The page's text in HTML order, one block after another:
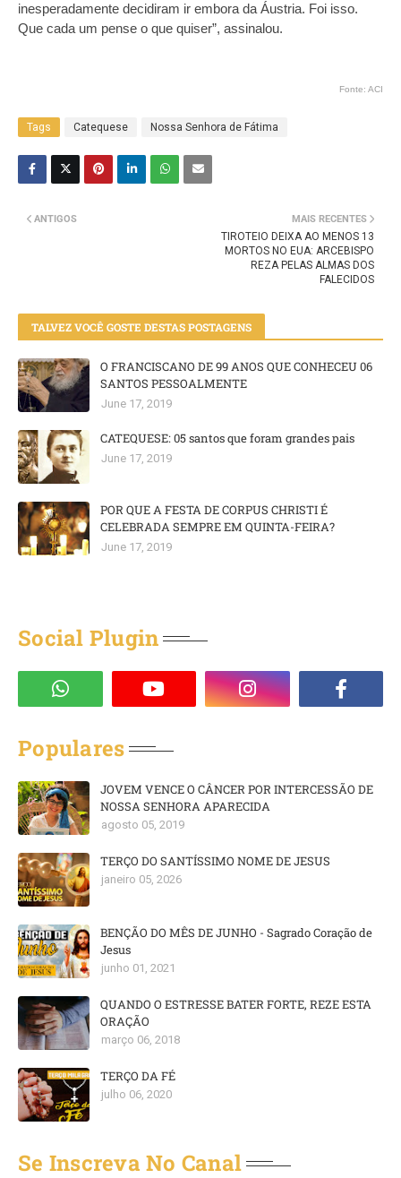
inesperadamente decidiram ir embora da Áustria. Foi isso.
Que cada um pense o que quiser”, assinalou.
Fonte: ACI
Tags Catequese Nossa Senhora de Fátima
MAIS RECENTES
TIROTEIO DEIXA AO MENOS 13
MORTOS NO EUA: ARCEBISPO
REZA PELAS ALMAS DOS
FALECIDOS
ANTIGOS
TALVEZ VOCÊ GOSTE DESTAS POSTAGENS
O FRANCISCANO DE 99 ANOS QUE CONHECEU 06
SANTOS PESSOALMENTE
June 17, 2019
CATEQUESE: 05 santos que foram grandes pais
June 17, 2019
POR QUE A FESTA DE CORPUS CHRISTI É
CELEBRADA SEMPRE EM QUINTA-FEIRA?
June 17, 2019
Social Plugin
Populares
JOVEM VENCE O CÂNCER POR INTERCESSÃO DE
NOSSA SENHORA APARECIDA
agosto 05, 2019
TERÇO DO SANTÍSSIMO NOME DE JESUS
janeiro 05, 2026
BENÇÃO DO MÊS DE JUNHO - Sagrado Coração de
Jesus
junho 01, 2021
QUANDO O ESTRESSE BATER FORTE, REZE ESTA
ORAÇÃO
março 06, 2018
TERÇO DA FÉ
julho 06, 2020
Se Inscreva No Canal